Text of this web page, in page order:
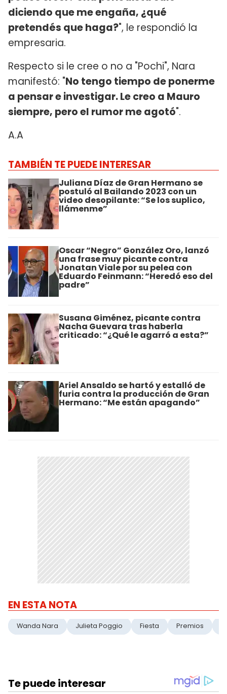
diciendo que me engaña, ¿qué
pretendés que haga?", le respondió la
empresaria.
Respecto si le cree o no a "Pochi", Nara
manifestó: "No tengo tiempo de ponerme
a pensar e investigar. Le creo a Mauro
siempre, pero el rumor me agotó".
A.A
TAMBIÉN TE PUEDE INTERESAR
Juliana Díaz de Gran Hermano se
postuló al Bailando 2023 con un
video desopilante: “Se los suplico,
llámenme”
Oscar “Negro” González Oro, lanzó
una frase muy picante contra
Jonatan Viale por su pelea con
Eduardo Feinmann: “Heredó eso del
padre”
Susana Giménez, picante contra
Nacha Guevara tras haberla
criticado: “¿Qué le agarró a esta?”
Ariel Ansaldo se hartó y estalló de
furia contra la producción de Gran
Hermano: “Me están apagando”
EN ESTA NOTA
Wanda Nara Julieta Poggio Fiesta Premios